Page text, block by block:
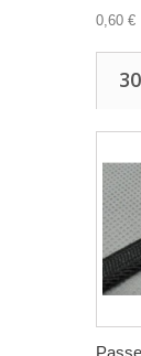
0,60 €